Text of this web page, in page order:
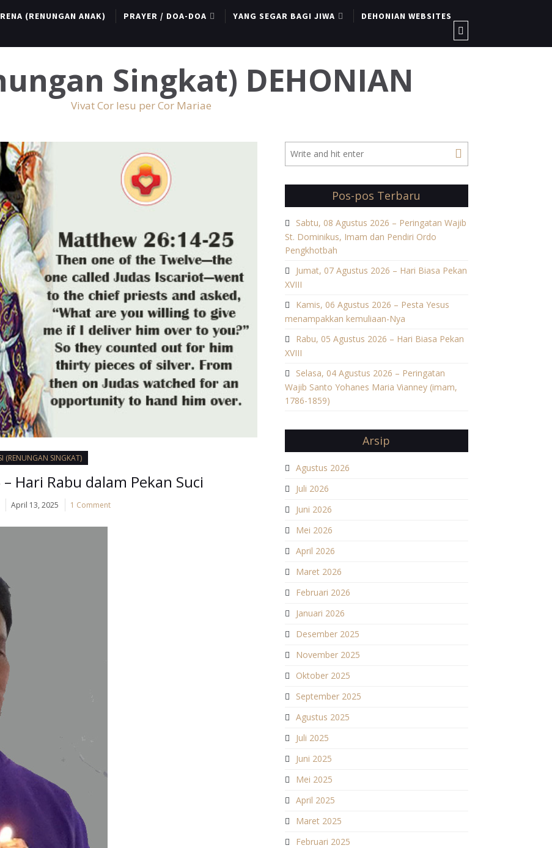
RENA (RENUNGAN ANAK) PRAYER / DOA-DOA YANG SEGAR BAGI JIWA DEHONIAN WEBSITES
Singkat) DEHONIAN
Vivat Cor Iesu per Cor Mariae
(RENUNGAN SINGKAT)
Hari Rabu dalam Pekan Suci
April 13, 2025 1 Comment
Pos-pos Terbaru
Sabtu, 08 Agustus 2026 – Peringatan Wajib
St. Dominikus, Imam dan Pendiri Ordo
Pengkhotbah
Jumat, 07 Agustus 2026 – Hari Biasa Pekan
XVIII
Kamis, 06 Agustus 2026 – Pesta Yesus
menampakkan kemuliaan-Nya
Rabu, 05 Agustus 2026 – Hari Biasa Pekan
XVIII
Selasa, 04 Agustus 2026 – Peringatan
Wajib Santo Yohanes Maria Vianney (imam,
1786-1859)
Arsip
Agustus 2026
Juli 2026
Juni 2026
Mei 2026
April 2026
Maret 2026
Februari 2026
Januari 2026
Desember 2025
November 2025
Oktober 2025
September 2025
Agustus 2025
Juli 2025
Juni 2025
Mei 2025
April 2025
Maret 2025
Februari 2025